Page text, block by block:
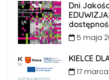
Dni
5 maja
KIELCE
17